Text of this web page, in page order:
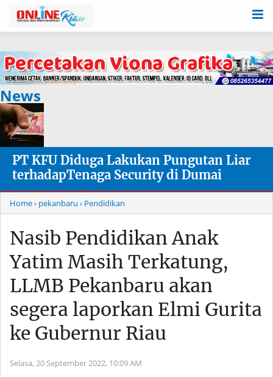
News
PT KFU Diduga Lakukan Pungutan Liar
terhadapTenaga Security di Dumai
Home› pekanbaru › Pendidikan
Nasib Pendidikan Anak
Yatim Masih Terkatung,
LLMB Pekanbaru akan
segera laporkan Elmi Gurita
ke Gubernur Riau
Selasa, 20 September 2022, 10:09 AM